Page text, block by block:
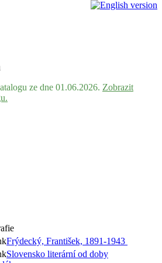
ze dne 01.06.2026. Zobrazit
Frýdecký, František, 1891-1943
Slovensko literární od doby